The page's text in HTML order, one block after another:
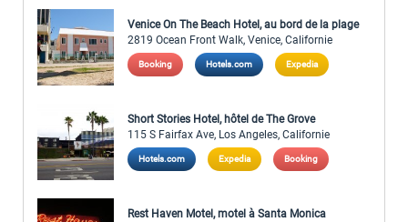
Venice On The Beach Hotel, au bord de la plage
2819 Ocean Front Walk, Venice, Californie
Booking Hotels.com Expedia
Short Stories Hotel, hôtel de The Grove
115 S Fairfax Ave, Los Angeles, Californie
Hotels.com Expedia Booking
Rest Haven Motel, motel à Santa Monica